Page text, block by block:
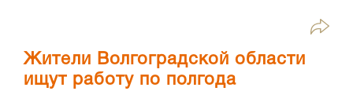
Жители Волгоградской области
ищут работу по полгода